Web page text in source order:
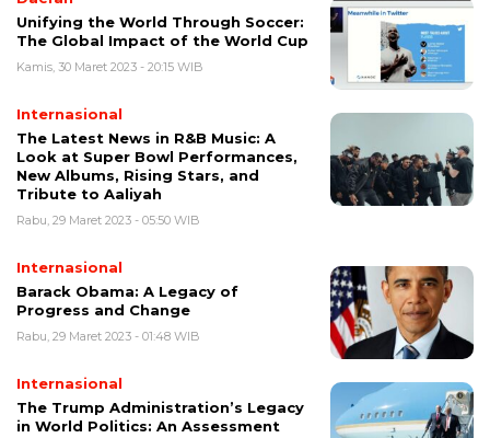
Unifying the World Through Soccer:
The Global Impact of the World Cup
Kamis, 30 Maret 2023 - 20:15 WIB
Internasional
The Latest News in R&B Music: A
Look at Super Bowl Performances,
New Albums, Rising Stars, and
Tribute to Aaliyah
Rabu, 29 Maret 2023 - 05:50 WIB
Internasional
Barack Obama: A Legacy of
Progress and Change
Rabu, 29 Maret 2023 - 01:48 WIB
Internasional
The Trump Administration’s Legacy
in World Politics: An Assessment